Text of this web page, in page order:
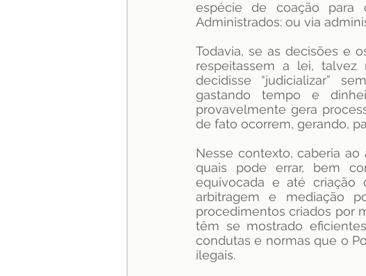
espécie de coação para
Administrados: ou via
Todavia, se as decisões e
respeitassem a lei, talvez
decidisse “judicializar”
gastando tempo e
provavelmente gera
de fato ocorrem, gerando,
Nesse contexto, caberia
quais pode errar, bem
equivocada e até criação
arbitragem e mediação
procedimentos criados por
têm se mostrado
condutas e normas que o
ilegais.